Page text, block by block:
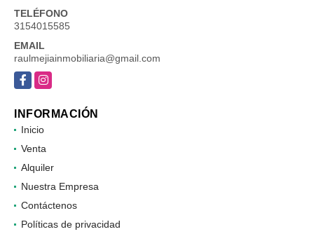
TELÉFONO
3154015585
EMAIL
raulmejiainmobiliaria@gmail.com
FacebookInstagram
INFORMACIÓN
Inicio
Venta
Alquiler
Nuestra Empresa
Contáctenos
Políticas de privacidad